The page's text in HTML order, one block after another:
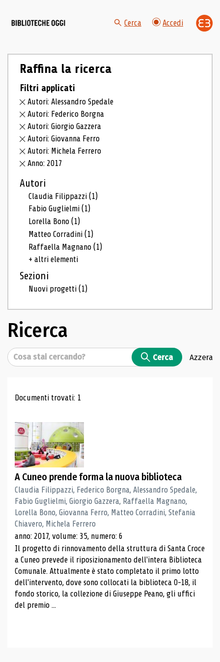
Cerca Accedi
Raffina la ricerca
Filtri applicati
Autori: Alessandro Spedale
Autori: Federico Borgna
Autori: Giorgio Gazzera
Autori: Giovanna Ferro
Autori: Michela Ferrero
Anno: 2017
Autori
Claudia Filippazzi(1)
Fabio Guglielmi(1)
Lorella Bono(1)
Matteo Corradini(1)
Raffaella Magnano(1)
+ altri elementi
Sezioni
Nuovi progetti(1)
Ricerca
Cerca Cerca Azzera
Risultati di ricerca
Documenti trovati: 1
A Cuneo prende forma la nuova biblioteca
Claudia Filippazzi, Federico Borgna, Alessandro Spedale,
Fabio Guglielmi, Giorgio Gazzera, Raffaella Magnano,
Lorella Bono, Giovanna Ferro, Matteo Corradini, Stefania
Chiavero, Michela Ferrero
anno: 2017, volume: 35, numero: 6
Il progetto di rinnovamento della struttura di Santa Croce
a Cuneo prevede il riposizionamento dell'intera Biblioteca
Comunale. Attualmente è stato completato il primo lotto
dell'intervento, dove sono collocati la biblioteca 0-18, il
fondo storico, la collezione di Giuseppe Peano, gli uffici
del premio ...